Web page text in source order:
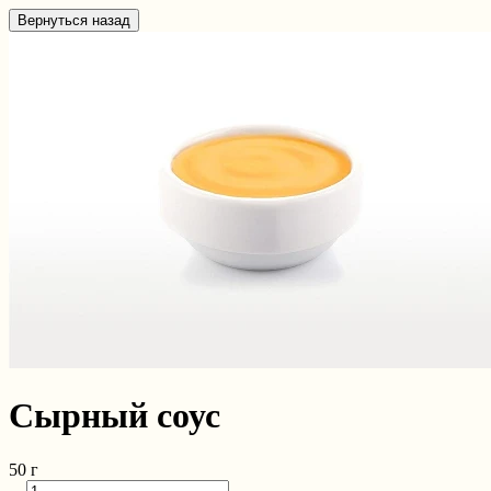
Вернуться назад
Сырный соус
50 г